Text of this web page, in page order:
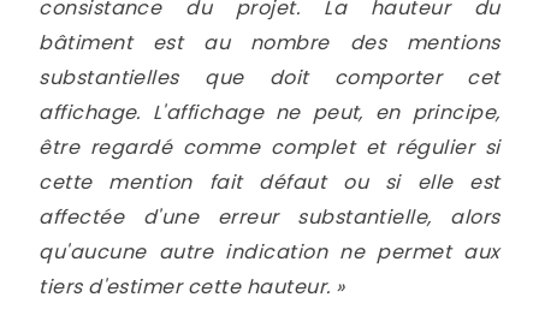
consistance du projet. La hauteur du
bâtiment est au nombre des mentions
substantielles que doit comporter cet
affichage. L'affichage ne peut, en principe,
être regardé comme complet et régulier si
cette mention fait défaut ou si elle est
affectée d'une erreur substantielle, alors
qu'aucune autre indication ne permet aux
tiers d'estimer cette hauteur. »